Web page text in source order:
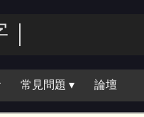
常見問題 ▾ 論壇